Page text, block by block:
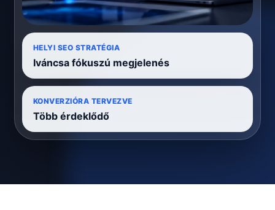
HELYI SEO STRATÉGIA
Iváncsa fókuszú megjelenés
KONVERZIÓRA TERVEZVE
Több érdeklődő